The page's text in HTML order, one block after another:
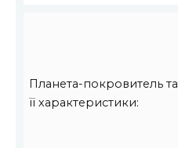
Планета-покровитель та
її характеристики: